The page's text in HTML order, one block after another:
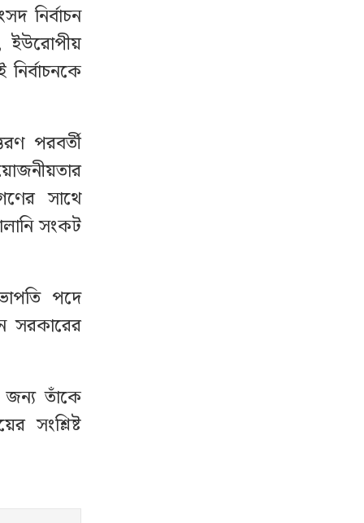
নির্বাচন
ইউরোপীয়
পরবর্তী
সাথে
সংকট
পদে
সরকারের
জন্য তাঁকে
সংশ্লিষ্ট